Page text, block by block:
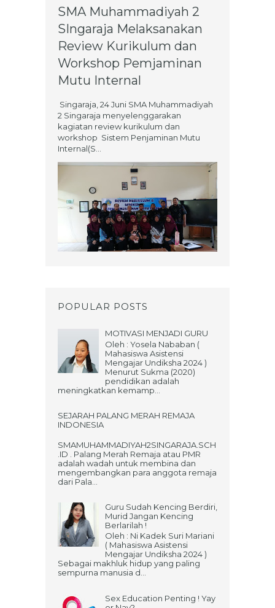
SMA Muhammadiyah 2
SIngaraja Melaksanakan
Review Kurikulum dan
Workshop Pemjaminan
Mutu Internal
Singaraja, 24 Juni SMA Muhammadiyah
2 Singaraja menyelenggarakan
kagiatan review kurikulum dan
workshop Sistem Penjaminan Mutu
Internal(S...
POPULAR POSTS
MOTIVASI MENJADI GURU
Oleh : Yosela Nababan (
Mahasiswa Asistensi
Mengajar Undiksha 2024 )
Menurut Sukma (2020)
pendidikan adalah
meningkatkan kemamp...
SEJARAH PALANG MERAH REMAJA
INDONESIA
SMAMUHAMMADIYAH2SINGARAJA.SCH
.ID . Palang Merah Remaja atau PMR
adalah wadah untuk membina dan
mengembangkan para anggota remaja
dari Pala...
Guru Sudah Kencing Berdiri,
Murid Jangan Kencing
Berlarilah !
Oleh : Ni Kadek Suri Mariani
( Mahasiswa Asistensi
Mengajar Undiksha 2024 )
Sebagai makhluk hidup yang paling
sempurna manusia d...
Sex Education Penting ! Yay